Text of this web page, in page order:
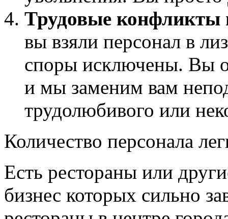
Трудовые
вы взяли персонал в
споры исключены. Вы
и мы заменим вам
трудолюбивого или
Количество персонала
Есть рестораны или
бизнес которых сильно